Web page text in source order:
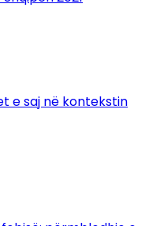
e saj në kontekstin